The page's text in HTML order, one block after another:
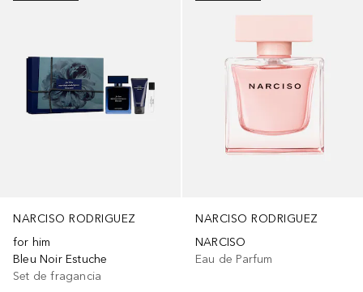
NARCISO RODRIGUEZ
for him
Bleu Noir Estuche
Set de fragancia
NARCISO RODRIGUEZ
NARCISO
Eau de Parfum